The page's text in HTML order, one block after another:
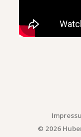
© 2026